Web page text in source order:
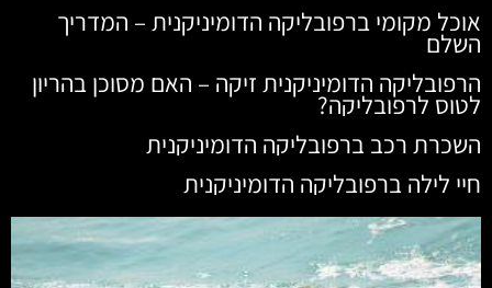
אוכל מקומי ברפובליקה הדומיניקנית – המדריך
השלם
הרפובליקה הדומיניקנית זיקה – האם מסוכן בהריון
לטוס לרפובליקה?
השכרת רכב ברפובליקה הדומיניקנית
חיי לילה ברפובליקה הדומיניקנית